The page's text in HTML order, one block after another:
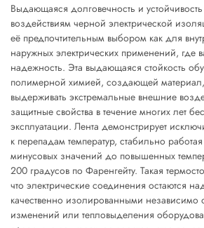
Выдающаяся долговечность и
воздействиям черной электрической
её предпочтительным выбором как для
наружных электрических применений, где
надежность. Эта выдающаяся стойкость
полимерной химией, создающей
выдерживать экстремальные внешние
защитные свойства в течение многих лет
эксплуатации. Лента демонстрирует
к перепадам температур, стабильно
минусовых значений до повышенных
200 градусов по Фаренгейту. Такая
что электрические соединения остаются
качественно изолированными независимо
изменений или тепловыделения